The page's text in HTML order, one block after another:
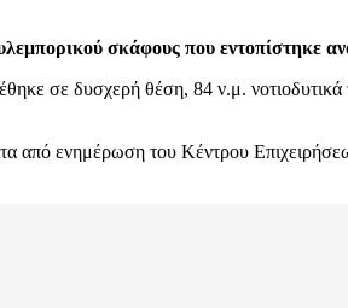
σκάφους που εντοπίστηκε
σε δυσχερή θέση, 84 ν.μ.
ενημέρωση του Κέντρου